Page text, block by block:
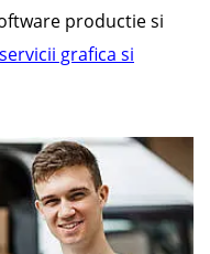
productie si
servicii grafica si